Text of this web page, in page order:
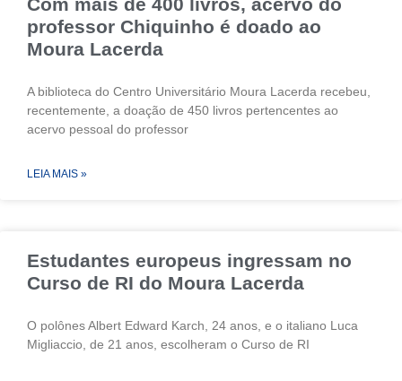
professor Chiquinho é doado ao
Moura Lacerda
A biblioteca do Centro Universitário Moura Lacerda recebeu,
recentemente, a doação de 450 livros pertencentes ao
acervo pessoal do professor
LEIA MAIS »
Estudantes europeus ingressam no
Curso de RI do Moura Lacerda
O polônes Albert Edward Karch, 24 anos, e o italiano Luca
Migliaccio, de 21 anos, escolheram o Curso de RI